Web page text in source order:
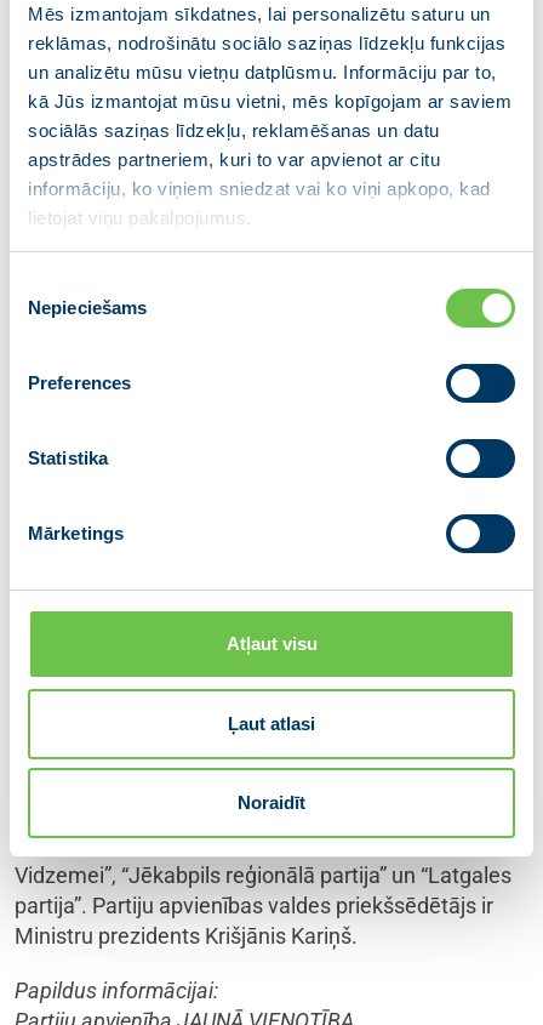
Mēs izmantojam sīkdatnes, lai personalizētu saturu un
reklāmas, nodrošinātu sociālo saziņas līdzekļu funkcijas
un analizētu mūsu vietņu datplūsmu. Informāciju par to,
kā Jūs izmantojat mūsu vietni, mēs kopīgojam ar saviem
sociālās saziņas līdzekļu, reklamēšanas un datu
apstrādes partneriem, kuri to var apvienot ar citu
informāciju, ko viņiem sniedzat vai ko viņi apkopo, kad
lietojat viņu pakalpojumus.
izvēle
Nepieciešams
Preferences
Statistika
Mārketings
Atļaut visu
Ļaut atlasi
Noraidīt
pirms četriem gadiem tikšanās laikā V.
Plūdoņa Kuldīgas vidusskolā tikšanās
laikā. Latvijas drošība šobrīd ir galvenā
prioritāte. Krišjānis Kariņš ir ļoti
ietekmīgs Eiropas mēroga politiķis.
Tādēļ ir ļoti svarīgi, lai viņš varētu
turpināt iesākto ārpolitikas kursu un ar
savu ietekmi ES politiskajā vidē
stiprinātu Latvijas drošības garantijas,
sabalansējot ar valsts ekonomiskajām
nākamos gadus būs drošās rokās, viņa
gudrās izvēlēs un atbildīgā rīcībā.”
———-
VIENOTĪBA domes un partiju apvienības JAUNĀ
VIENOTĪBA kopsēde, kurā tika izziņota politiskā
spēka dalība 14. Saeimas vēlēšanās, tai skaitā
nominējot partiju apvienības kandidātu Ministru
sešas partijas – “VIENOTĪBA”, “Kuldīgas novadam”,
“Tukuma pilsētai un novadam”, “Valmierai un
Vidzemei”, “Jēkabpils reģionālā partija” un “Latgales
partija”. Partiju apvienības valdes priekšsēdētājs ir
Ministru prezidents Krišjānis Kariņš.
Papildus informācijai: